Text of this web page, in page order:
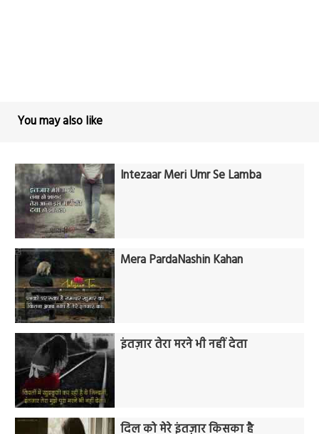
You may also like
Intezaar Meri Umr Se Lamba
Mera PardaNashin Kahan
इंतज़ार तेरा मरने भी नहीं देता
दिल को मेरे इंतज़ार किसका है